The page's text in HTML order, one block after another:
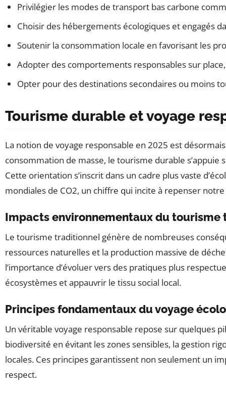
Privilégier les modes de transport bas carbone
Choisir des hébergements écologiques et engagés
Soutenir la consommation locale en favorisant les
Adopter des comportements responsables sur
Opter pour des destinations secondaires ou moins
Tourisme durable et voyage
La notion de voyage responsable en 2025 est
consommation de masse, le tourisme durable
Cette orientation s’inscrit dans un cadre plus vaste
mondiales de CO2, un chiffre qui incite à repenser
Impacts environnementaux du tourisme
Le tourisme traditionnel génère de nombreuses
ressources naturelles et la production massive de
l’importance d’évoluer vers des pratiques plus
écosystèmes et appauvrir le tissu social local.
Principes fondamentaux du voyage
Un véritable voyage responsable repose sur quelques
biodiversité en évitant les zones sensibles, la gestion
locales. Ces principes garantissent non seulement un
respect.